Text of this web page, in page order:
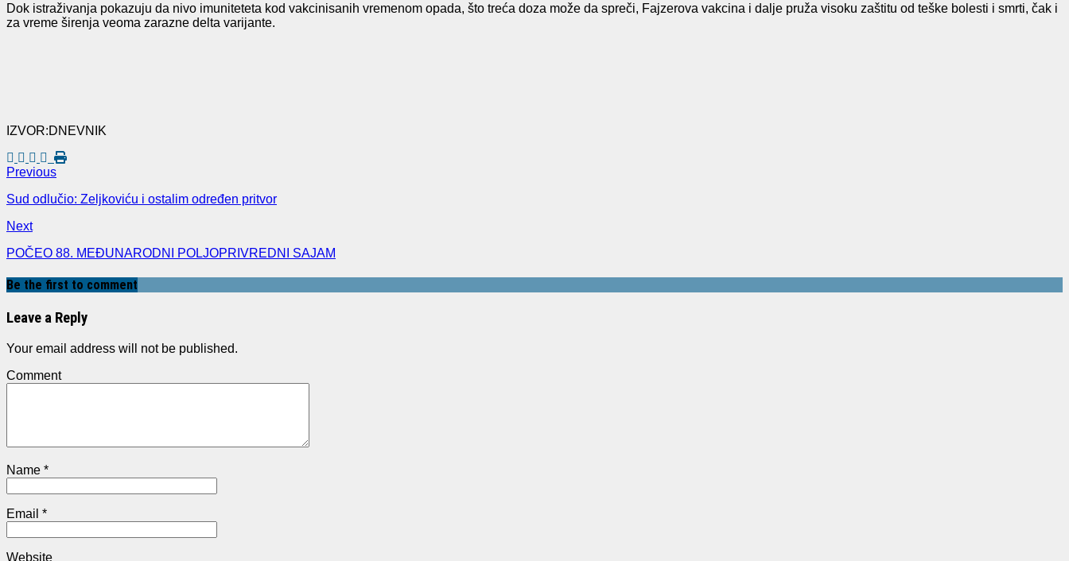
Dok istraživanja pokazuju da nivo imuniteteta kod vakcinisanih vremenom opada, što treća doza može da spreči, Fajzerova vakcina i dalje pruža visoku zaštitu od teške bolesti i smrti, čak i
za vreme širenja veoma zarazne delta varijante.
IZVOR:DNEVNIK
Previous
Sud odlučio: Zeljkoviću i ostalim određen pritvor
Next
POČEO 88. MEĐUNARODNI POLJOPRIVREDNI SAJAM
Be the first to comment
Leave a Reply
Your email address will not be published.
Comment
Name *
Email *
Website